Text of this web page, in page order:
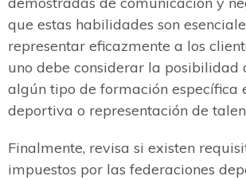
que estas habilidades son
representar eficazmente a los
uno debe considerar la posibilidad
algún tipo de formación específica
deportiva o representación de
Finalmente, revisa si existen
impuestos por las federaciones